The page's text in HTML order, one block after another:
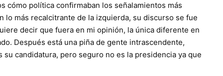
cómo política confirmaban los señalamientos más
más recalcitrante de la izquierda, su discurso se fue
decir que fuera en mi opinión, la única diferente en
Después está una piña de gente intrascendente,
candidatura, pero seguro no es la presidencia ya que